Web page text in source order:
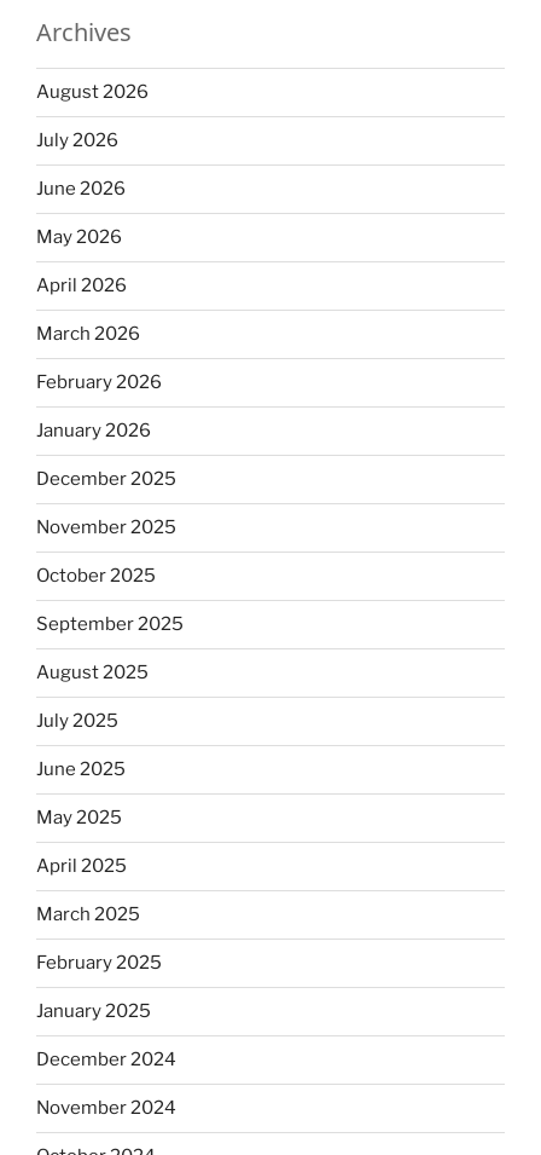
Archives
August 2026
July 2026
June 2026
May 2026
April 2026
March 2026
February 2026
January 2026
December 2025
November 2025
October 2025
September 2025
August 2025
July 2025
June 2025
May 2025
April 2025
March 2025
February 2025
January 2025
December 2024
November 2024